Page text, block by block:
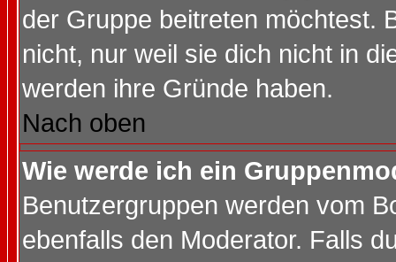
der Gruppe beitreten möchtest.
nicht, nur weil sie dich nicht in
werden ihre Gründe haben.
Nach oben
Wie werde ich ein
Benutzergruppen werden vom
ebenfalls den Moderator. Falls